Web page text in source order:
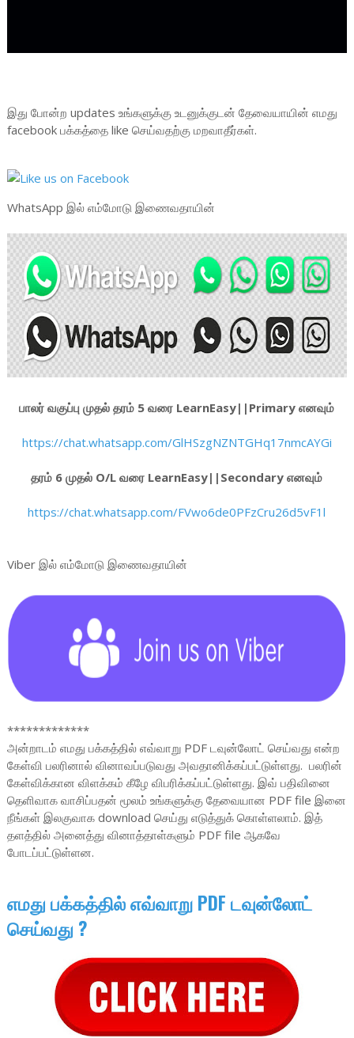
இது போன்ற updates உங்களுக்கு உடனுக்குடன் தேவையாயின் எமது
facebook பக்கத்தை like செய்வதற்கு மறவாதீர்கள்.
WhatsApp இல் எம்மோடு இணைவதாயின்
பாலர் வகுப்பு முதல் தரம் 5 வரை LearnEasy||Primary எனவும்
https://chat.whatsapp.com/GlHSzgNZNTGHq17nmcAYGi
தரம் 6 முதல் O/L வரை LearnEasy||Secondary எனவும்
https://chat.whatsapp.com/FVwo6de0PFzCru26d5vF1l
Viber இல் எம்மோடு இணைவதாயின்
*************
அன்றாடம் எமது பக்கத்தில் எவ்வாறு PDF டவுன்லோட் செய்வது என்ற
கேள்வி பலரினால் வினாவப்படுவது அவதானிக்கப்பட்டுள்ளது. பலரின்
கேள்விக்கான விளக்கம் கீழே விபரிக்கப்பட்டுள்ளது. இவ் பதிவினை
தெளிவாக வாசிப்பதன் மூலம் உங்களுக்கு தேவையான PDF file இனை
நீங்கள் இலகுவாக download செய்து எடுத்துக் கொள்ளலாம். இத்
தளத்தில் அனைத்து வினாத்தாள்களும் PDF file ஆகவே
போடப்பட்டுள்ளன.
எமது பக்கத்தில் எவ்வாறு PDF டவுன்லோட்
செய்வது ?